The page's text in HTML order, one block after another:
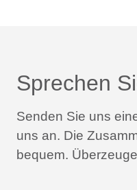
Sprechen
Senden Sie uns
uns an. Die
bequem.